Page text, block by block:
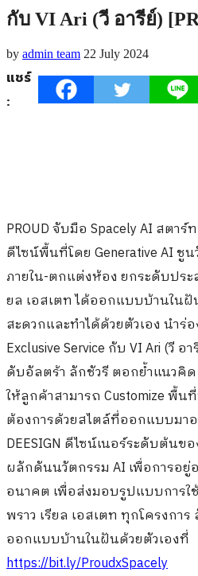
กับ VI Ari (วี อารีย์)
by admin team 22 July 2024
แชร์
:
PROUD จับมือ Spacely AI สต
ดีไซน์พื้นที่โดย Generative AI
ภายใน-ตกแต่งห้อง ยกระดับปร
ยล เอสเตท ได้ออกแบบบ้านในฝั
สะดวกและทำได้ด้วยตัวเอง นำร่
Exclusive Service กับ VI Ari (วี อ
ดับอัลตร้า ลักชัวรี ตอกย้ำแนวคิด
ให้ลูกค้าสามารถ Customize พื้น
ต้องการด้วยสไตล์ที่ออกแบบมาอ
DEESIGN ดีไซน์เนอร์ระดับต้นข
ผลักดันนวัตกรรม AI เพื่อการอยู่
อนาคต เพื่อส่งมอบรูปแบบการ
พราว เรียล เอสเตท ทุกโครงก
ออกแบบบ้านในฝันด้วยตัวเองที่
https://bit.ly/ProudxSpacely